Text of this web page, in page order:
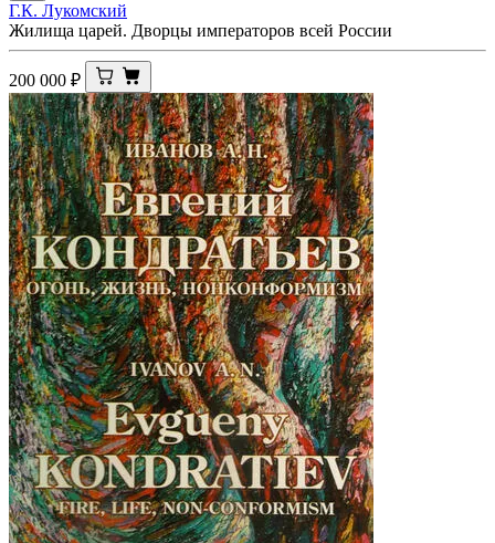
Г.К. Лукомский
Жилища царей. Дворцы императоров всей России
200 000 ₽